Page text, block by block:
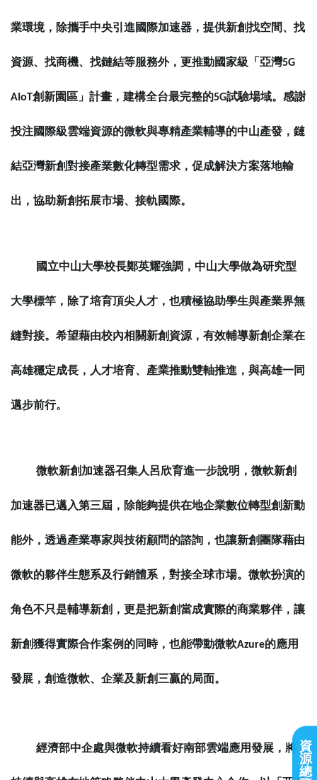
業環境，除攜手中央引進國際加速器，提供新創找空間、找
資源、找商機、找鏈結等服務外，更推動國家級「亞灣5G
AIoT創新園區」計畫，建構全台最完整的5G試驗場域。感謝
投注國際級雲端資源的微軟與專精產業輔導的中山產發，鏈
結亞灣新創對接產業數化轉型需求，促成解決方案落地輸
出，協助新創拓展市場、接軌國際。
國立中山大學校長鄭英耀強調，中山大學做為研究型
大學標竿，除了培育頂尖人才，也積極協助學生與產業界無
縫對接。希望藉由校內相關新創資源，有效輔導新創企業在
高雄穩定成長，人才培育、產業推動雙軸推進，與高雄一同
邁步前行。
微軟新創加速器召集人呂欣育進一步說明，微軟新創
加速器已邁入第三屆，除能夠提供在地企業數位轉型創新動
能外，透過產業專家與技術顧問的諮詢，也讓新創團隊藉由
微軟的夥伴生態系及行銷體系，對接全球市場。微軟扮演的
角色不只是輔導新創，更是把新創當成實際的商業夥伴，讓
新創獲得實際合作案例的同時，也能帶動微軟Azure的應用
發展，創造微軟、企業及新創三贏的局面。
經濟部中企處與微軟持續看好南部雲端應用發展，將 資
源
總